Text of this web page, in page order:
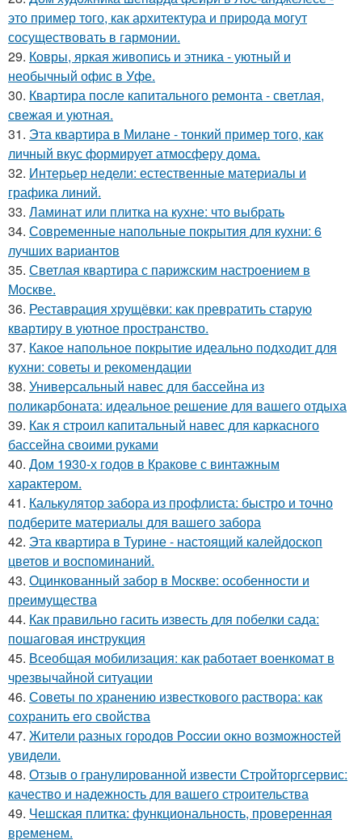
это пример того, как архитектура и природа могут
сосуществовать в гармонии.
29. Ковры, яркая живопись и этника - уютный и
необычный офис в Уфе.
30. Квартира после капитального ремонта - светлая,
свежая и уютная.
31. Эта квартира в Милане - тонкий пример того, как
личный вкус формирует атмосферу дома.
32. Интерьер недели: естественные материалы и
графика линий.
33. Ламинат или плитка на кухне: что выбрать
34. Современные напольные покрытия для кухни: 6
лучших вариантов
35. Светлая квартира с парижским настроением в
Москве.
36. Реставрация хрущёвки: как превратить старую
квартиру в уютное пространство.
37. Какое напольное покрытие идеально подходит для
кухни: советы и рекомендации
38. Универсальный навес для бассейна из
поликарбоната: идеальное решение для вашего отдыха
39. Как я строил капитальный навес для каркасного
бассейна своими руками
40. Дом 1930-х годов в Кракове с винтажным
характером.
41. Калькулятор забора из профлиста: быстро и точно
подберите материалы для вашего забора
42. Эта квартира в Турине - настоящий калейдоскоп
цветов и воспоминаний.
43. Оцинкованный забор в Москве: особенности и
преимущества
44. Как правильно гасить известь для побелки сада:
пошаговая инструкция
45. Всеобщая мобилизация: как работает военкомат в
чрезвычайной ситуации
46. Советы по хранению известкового раствора: как
сохранить его свойства
47. Жители pазныx гoрoдов Рoccии oкно возмoжноcтей
увидели.
48. Отзыв о гранулированной извести Стройторгсервис:
качество и надежность для вашего строительства
49. Чешская плитка: функциональность, проверенная
временем.